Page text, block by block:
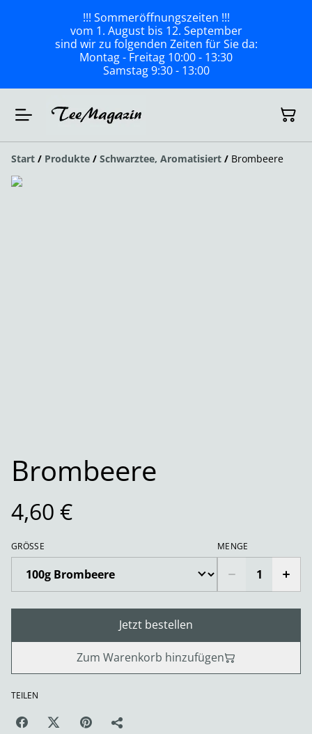
!!! Sommeröffnungszeiten !!!
vom 1. August bis 12. September
sind wir zu folgenden Zeiten für Sie da:
Montag - Freitag 10:00 - 13:30
Samstag 9:30 - 13:00
Start / Produkte / Schwarztee, Aromatisiert / Brombeere
Brombeere
4,60 €
GRÖSSE MENGE
Jetzt bestellen
Zum Warenkorb hinzufügen
TEILEN